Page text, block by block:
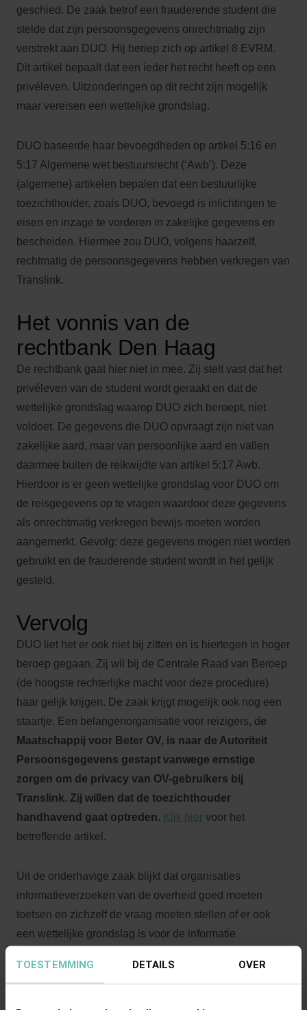
TOESTEMMING DETAILS OVER
geschied. De zaak betrof een frauderende student die
stelde dat zijn persoonsgegevens onrechtmatig zijn
verstrekt aan DUO. Hij beriep zich op artikel 8 EVRM.
Dit artikel bepaalt dat een ieder het recht heeft op een
privéleven. Uitzonderingen op dit recht zijn mogelijk
maar vereisen een wettelijke grondslag.
DUO baseerde haar bevoegdheden op artikel 5:16 en
5:17 Algemene wet bestuursrecht (‘Awb’). Deze
(algemene) artikelen bepalen dat een bestuurlijke
toezichthouder, zoals DUO, bevoegd is inlichtingen te
eisen en inzage te vorderen in zakelijke gegevens en
bescheiden. Hiermee zou DUO, volgens haarzelf,
rechtmatig de persoonsgegevens hebben verkregen van
Translink.
Het vonnis van de
rechtbank Den Haag
De rechtbank gaat hier niet in mee. Zij stelt vast dat het
privéleven van de student wordt geraakt en dat de
wettelijke grondslag waarop DUO zich beroept, niet
voldoet. De gegevens die DUO opvraagt zijn niet van
zakelijke aard, maar van persoonlijke aard en vallen
daarmee buiten de reikwijdte van artikel 5:17 Awb.
Hierdoor is er geen wettelijke grondslag voor DUO om
de reisgegevens op te vragen waardoor deze gegevens
als onrechtmatig verkregen bewijs moeten worden
aangemerkt. Gevolg: deze gegevens mogen niet worden
gebruikt en de frauderende student wordt in het gelijk
gesteld.
Vervolg
DUO liet het er ook niet bij zitten en is hiertegen in hoger
beroep gegaan. Zij wil bij de Centrale Raad van Beroep
(de hoogste rechterlijke macht voor deze procedure)
haar gelijk krijgen. De zaak krijgt mogelijk ook nog een
staartje. Een belangenorganisatie voor reizigers, d e
Maatschappij voor Beter OV, is naar de Autoriteit
Persoonsgegevens gestapt vanwege ernstige
zorgen om de privacy van OV-gebruikers bij
Translink. Zij willen dat de toezichthouder
handhavend gaat optreden. Klik hier voor het
betreffende artikel.
Uit de onderhavige zaak blijkt dat organisaties
informatieverzoeken van de overheid goed moeten
toetsen en zichzelf de vraag moeten stellen of er ook
een wettelijke grondslag is voor de informatie
proportioneel is. Onderhavige zaak laat zien dat een